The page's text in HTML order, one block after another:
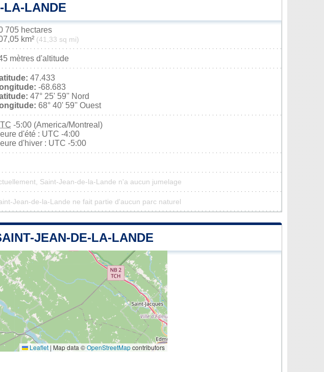
LA-LANDE
705 hectares
km² (41,33 sq mi)
mètres d'altitude
47.433
-68.683
47° 25' 59'' Nord
68° 40' 59'' Ouest
-5:00 (America/Montreal)
d'été : UTC -4:00
d'hiver : UTC -5:00
Saint-Jean-de-la-Lande n'a aucun jumelage
Jean-de-la-Lande ne fait partie d'aucun parc naturel
JEAN-DE-LA-LANDE
Leaflet | Map data ©OpenStreetMapcontributors